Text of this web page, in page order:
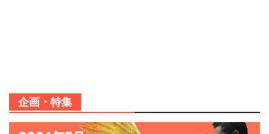
企画・特集